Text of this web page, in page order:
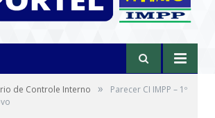
de Controle Interno »
Parecer CI IMPP – 1º